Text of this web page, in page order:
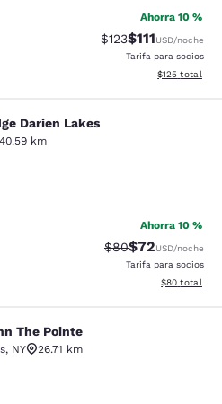
Ahorra 10 %
Precio tachado:
$123Precio con
$111USD/noche
Tarifa para socios
Ver detalles
$125 total
Lakes
Darien Lakes
40.59 km
3.69 estrellas. Bueno. 826 reseñas
Ahorra 10 %
Precio tachado:
$80Precio con
$72USD/noche
Tarifa para socios
Ver detalles
$80 total
Pointe
The Pointe
, NY
26.71 km
4.3 estrellas. Excelente. 4331 reseñas